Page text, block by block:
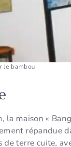
le bambou
la maison «
répandue
terre cuite,